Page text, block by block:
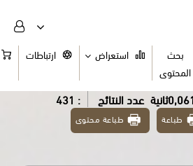
استعراض ارتباطات السلة
عدد النتائج : 431
طباعة محتوى